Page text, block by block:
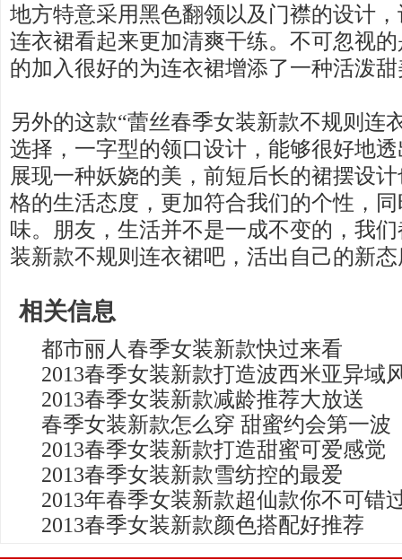
地方特意采用黑色翻领以及门襟的设计
连衣裙看起来更加清爽干练。不可忽视
的加入很好的为连衣裙增添了一种活泼
另外的这款“蕾丝春季女装新款不规则连
选择，一字型的领口设计，能够很好地
展现一种妖娆的美，前短后长的裙摆设
格的生活态度，更加符合我们的个性，
味。朋友，生活并不是一成不变的，我
装新款不规则连衣裙吧，活出自己的新
相关信息
都市丽人春季女装新款快过来看
2013春季女装新款打造波西米亚异域
2013春季女装新款减龄推荐大放送
春季女装新款怎么穿 甜蜜约会第一波
2013春季女装新款打造甜蜜可爱感觉
2013春季女装新款雪纺控的最爱
2013年春季女装新款超仙款你不可错
2013春季女装新款颜色搭配好推荐